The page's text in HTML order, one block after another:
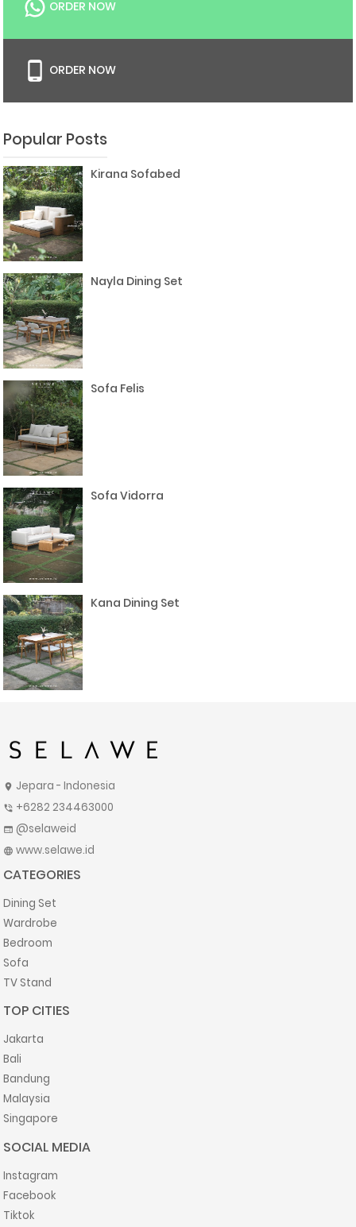
ORDER NOW
ORDER NOW
Popular Posts
Kirana Sofabed
Nayla Dining Set
Sofa Felis
Sofa Vidorra
Kana Dining Set
location_on Jepara - Indonesia
phone_in_talk +6282 234463000
web @selaweid
language www.selawe.id
CATEGORIES
Dining Set
Wardrobe
Bedroom
Sofa
TV Stand
TOP CITIES
Jakarta
Bali
Bandung
Malaysia
Singapore
SOCIAL MEDIA
Instagram
Facebook
Tiktok